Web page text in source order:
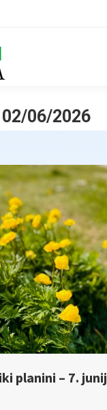
02/06/2026
planini – 7. junij